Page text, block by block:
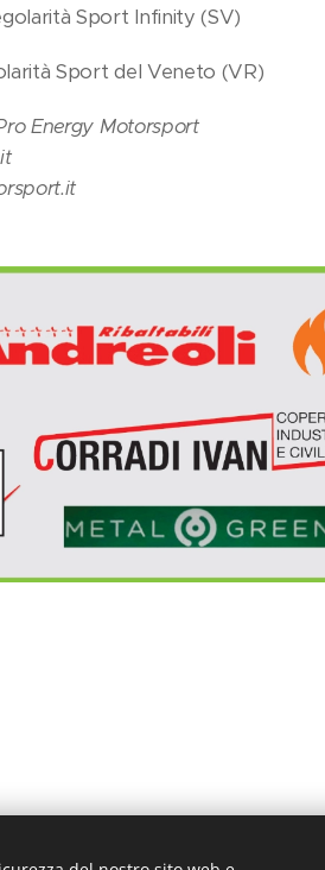
Sport Infinity (SV)
Sport del Veneto (VR)
Energy Motorsport